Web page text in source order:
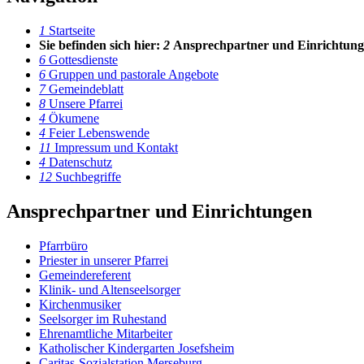
1 Startseite
Sie befinden sich hier: 2 Ansprech­partner und
6 Gottesdienste
6 Gruppen und pastorale Angebote
7Gemeindeblatt
8 Unsere Pfarrei
4 Ökumene
4 Feier Lebenswende
11 Impressum und Kontakt
4 Datenschutz
12 Suchbegriffe
Ansprechpartner und Einrichtungen
Pfarrbüro
Priester in unserer Pfarrei
Gemeindereferent
Klinik- und Altenseelsorger
Kirchenmusiker
Seelsorger im Ruhestand
Ehrenamtliche Mitarbeiter
Katholischer Kindergarten Josefsheim